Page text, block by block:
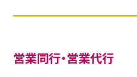
営業同行・営業代行